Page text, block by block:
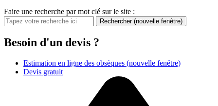
Faire une recherche par mot clé sur le site :
Rechercher (nouvelle fenêtre)
Besoin d'un devis ?
Estimation en ligne des obsèques (nouvelle fenêtre)
Devis gratuit